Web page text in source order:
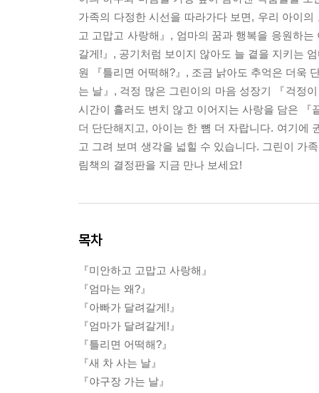
가족의 다정한 시선을 따라가다 보면, 우리 아이
고 고맙고 사랑해』, 엄마의 꿈과 행복을 응원하
갈게!』, 공기처럼 보이지 않아도 늘 곁을 지키는
원 『틀리면 어떡해?』, 조금 낡아도 추억은 더욱
는 날』, 걱정 많은 그린이의 마음 성장기 『걱정
시간이 흘러도 변치 않고 이어지는 사랑을 담은
더 단단해지고, 아이는 한 뼘 더 자랍니다. 여기에
고 그려 보며 생각을 넓힐 수 있습니다. 그린이 가
림책의 결정판을 지금 만나 보세요!
목차
『미안하고 고맙고 사랑해』
『엄마는 왜?』
『아빠가 달려갈게!』
『엄마가 달려갈게!』
『틀리면 어떡해?』
『새 차 사는 날』
『야구장 가는 날』